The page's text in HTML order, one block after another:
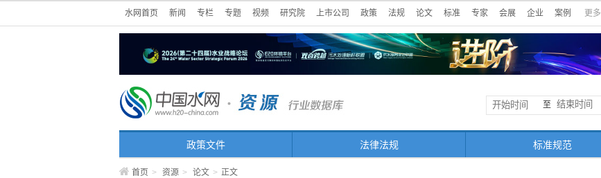
水网首页 新闻 专栏 专题 视频 研究院 上市公司 政策 法规 论文 标准 专家 会展 企业 案例 更多
至
政策文件 法律法规 标准规范
首页 > 资源 > 论文 > 正文